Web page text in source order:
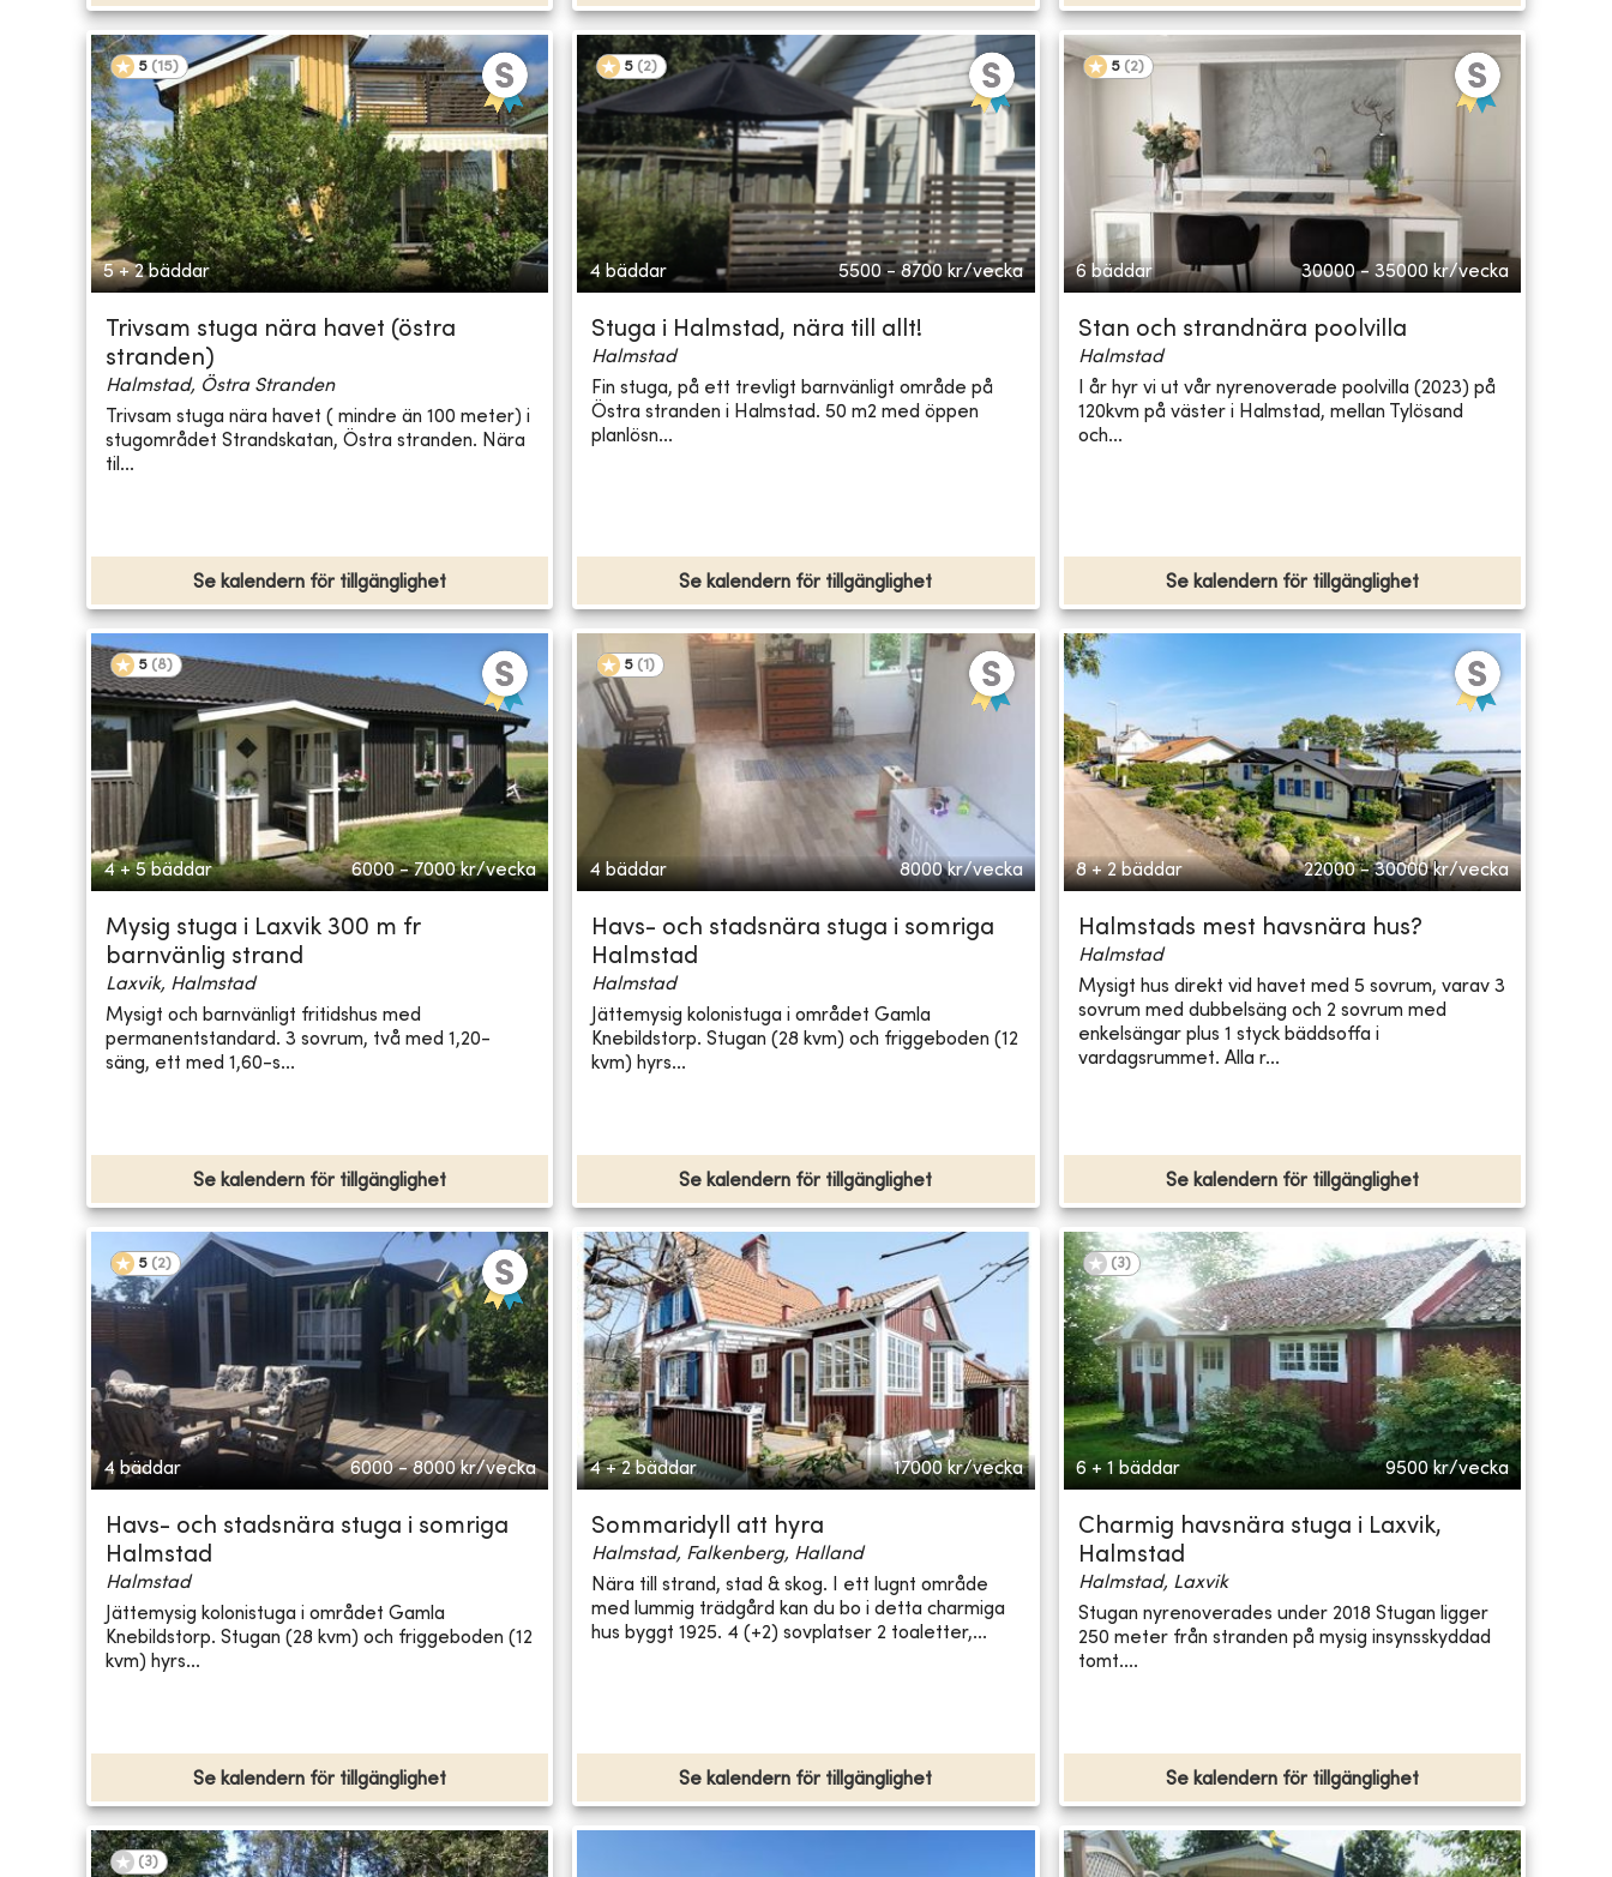
5 (15)
5 + 2 bäddar
Trivsam stuga nära havet (östra
stranden)
Halmstad, Östra Stranden
Trivsam stuga nära havet ( mindre än 100 meter) i
stugområdet Strandskatan, Östra stranden. Nära
til...
Se kalendern för tillgänglighet
5 (2)
4 bäddar 5500 - 8700 kr/vecka
Stuga i Halmstad, nära till allt!
Halmstad
Fin stuga, på ett trevligt barnvänligt område på
Östra stranden i Halmstad. 50 m2 med öppen
planlösn...
Se kalendern för tillgänglighet
5 (2)
6 bäddar 30000 - 35000 kr/vecka
Stan och strandnära poolvilla
Halmstad
I år hyr vi ut vår nyrenoverade poolvilla (2023) på
120kvm på väster i Halmstad, mellan Tylösand
och...
Se kalendern för tillgänglighet
5 (8)
4 + 5 bäddar 6000 - 7000 kr/vecka
Mysig stuga i Laxvik 300 m fr
barnvänlig strand
Laxvik, Halmstad
Mysigt och barnvänligt fritidshus med
permanentstandard. 3 sovrum, två med 1,20-
säng, ett med 1,60-s...
Se kalendern för tillgänglighet
5 (1 )
4 bäddar 8000 kr/vecka
Havs- och stadsnära stuga i somriga
Halmstad
Halmstad
Jättemysig kolonistuga i området Gamla
Knebildstorp. Stugan (28 kvm) och friggeboden (12
kvm) hyrs...
Se kalendern för tillgänglighet
8 + 2 bäddar 22000 - 30000 kr/vecka
Halmstads mest havsnära hus?
Halmstad
Mysigt hus direkt vid havet med 5 sovrum, varav 3
sovrum med dubbelsäng och 2 sovrum med
enkelsängar plus 1 styck bäddsoffa i
vardagsrummet. Alla r...
Se kalendern för tillgänglighet
5 (2)
4 bäddar 6000 - 8000 kr/vecka
Havs- och stadsnära stuga i somriga
Halmstad
Halmstad
Jättemysig kolonistuga i området Gamla
Knebildstorp. Stugan (28 kvm) och friggeboden (12
kvm) hyrs...
Se kalendern för tillgänglighet
4 + 2 bäddar 17000 kr/vecka
Sommaridyll att hyra
Halmstad, Falkenberg, Halland
Nära till strand, stad & skog. I ett lugnt område
med lummig trädgård kan du bo i detta charmiga
hus byggt 1925. 4 (+2) sovplatser 2 toaletter,...
Se kalendern för tillgänglighet
(3)
6 + 1 bäddar 9500 kr/vecka
Charmig havsnära stuga i Laxvik,
Halmstad
Halmstad, Laxvik
Stugan nyrenoverades under 2018 Stugan ligger
250 meter från stranden på mysig insynsskyddad
tomt....
Se kalendern för tillgänglighet
(3)